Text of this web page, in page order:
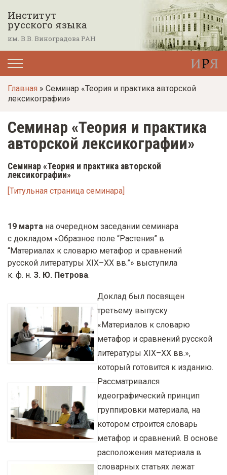
е
т
Институт
русского языка
им. В.В. Виноградова РАН
Главная » Семинар «Теория и практика авторской
лексикографии»
Семинар «Теория и практика
авторской лексикографии»
Семинар «Теория и практика авторской
лексикографии»
[Титульная страница семинара]
19 марта на очередном заседании семинара
с докладом «Образное поле “Растения” в
“Материалах к словарю метафор и сравнений
русской литературы XIX–XX вв.”» выступила
к. ф. н. З. Ю. Петрова.
Доклад был посвящен
третьему выпуску
«Материалов к словарю
метафор и сравнений русской
литературы XIX–XX вв.»,
который готовится к изданию.
Рассматривался
идеографический принцип
группировки материала, на
котором строится словарь
метафор и сравнений. В основе
расположения материала в
словарных статьях лежат